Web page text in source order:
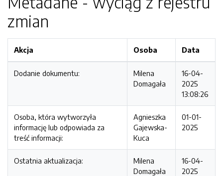
zmian
Akcja Osoba Data
Dodanie dokumentu:
Milena
Domagała
16-04-
2025
13:08:26
Osoba, która wytworzyła
informację lub odpowiada za
treść informacji:
Agnieszka
Gajewska-
Kuca
01-01-
2025
Ostatnia aktualizacja:
Milena
Domagała
16-04-
2025